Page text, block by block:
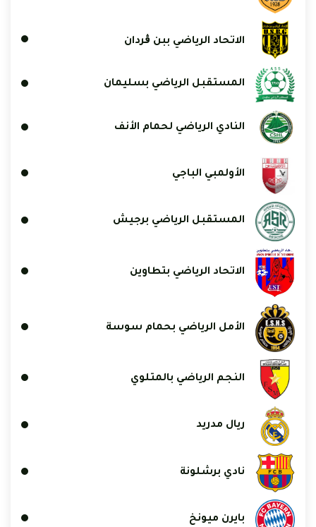
الاتحاد الرياضي ببن ڨردان
المستقبل الرياضي بسليمان
النادي الرياضي لحمام الأنف
الأولمبي الباجي
المستقبل الرياضي برجيش
الاتحاد الرياضي بتطاوين
الأمل الرياضي بحمام سوسة
النجم الرياضي بالمتلوي
ريال مدريد
نادي برشلونة
بايرن ميونخ